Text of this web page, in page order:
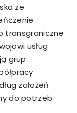
ze
transgraniczne
usług
grup
założeń
do potrzeb